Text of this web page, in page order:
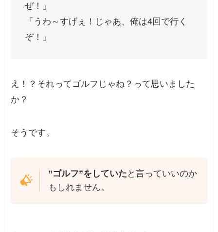
ぜ！」
「うわ～すげぇ！じゃあ、俺は4回で行く
ぞ！」
え！？それってゴルフじゃね？って思いました
か？
そうです。
”ゴルフ”をしていた と言っていいのか
もしれません。